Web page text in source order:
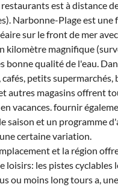
est à distance
Narbonne-Plage est une
sur le front de mer
kilomètre magnifique
bonne qualité de l'eau.
petits supermarchés,
autres magasins offrent
vacances. fournir
saison et un programme
certaine variation.
et la région
loisirs: les pistes cyclables
ou moins long tours a,